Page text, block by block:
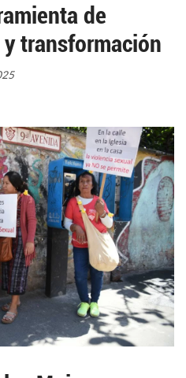
de
transformación